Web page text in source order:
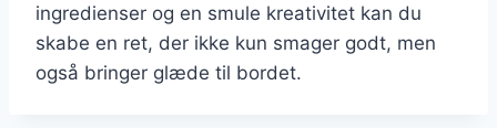
ingredienser og en smule kreativitet kan du
skabe en ret, der ikke kun smager godt, men
også bringer glæde til bordet.